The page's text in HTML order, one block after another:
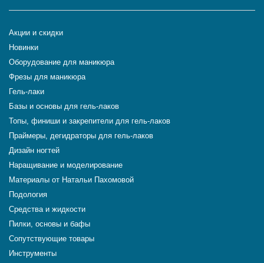
Акции и скидки
Новинки
Оборудование для маникюра
Фрезы для маникюра
Гель-лаки
Базы и основы для гель-лаков
Топы, финиши и закрепители для гель-лаков
Праймеры, дегидраторы для гель-лаков
Дизайн ногтей
Наращивание и моделирование
Материалы от Натальи Пахомовой
Подология
Средства и жидкости
Пилки, основы и бафы
Сопутствующие товары
Инструменты